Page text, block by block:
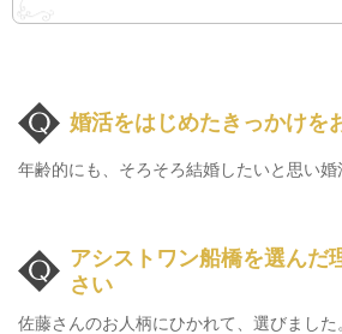
婚活をはじめたきっかけを
年齢的にも、そろそろ結婚したいと思い婚
アシストワン船橋を選んだ
さい
佐藤さんのお人柄にひかれて、選びました